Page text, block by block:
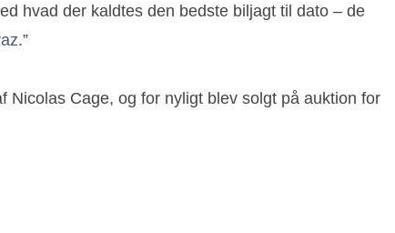
hvad der kaldtes den bedste biljagt til dato – de
.”
Nicolas Cage, og for nyligt blev solgt på auktion for